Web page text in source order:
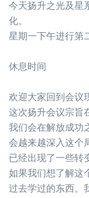
今天扬升之光及星
化。
星期一下午进行第
休息时间
欢迎大家回到会议
这次扬升会议宗旨
我们会在解放成功
会越来越深入这个
已经出现了一些转
如果我们想了解这
过去学过的东西。